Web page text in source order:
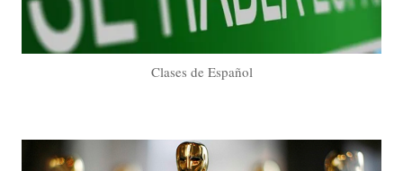
Clases de Español